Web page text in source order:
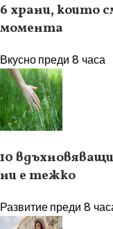
6 храни, които
момента
Вкуснопреди 8 часа
10
ни е тежко
Развитиепреди 8